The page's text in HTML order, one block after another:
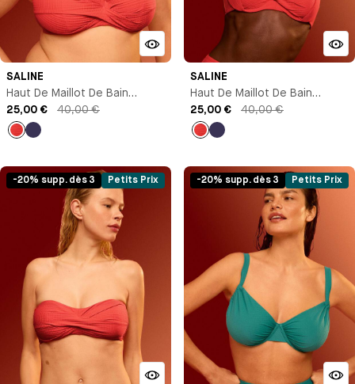
SALINE
Haut De Maillot De Bain
Brassière Avec Armature
25,00 € 40,00 €
Rouge
SALINE
Haut De Maillot De Bain
Corbeille
25,00 € 40,00 €
Rouge
-20% supp. dès 3 Petits Prix -20% supp. dès 3 Petits Prix